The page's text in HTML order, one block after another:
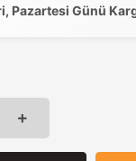
Pazartesi Günü